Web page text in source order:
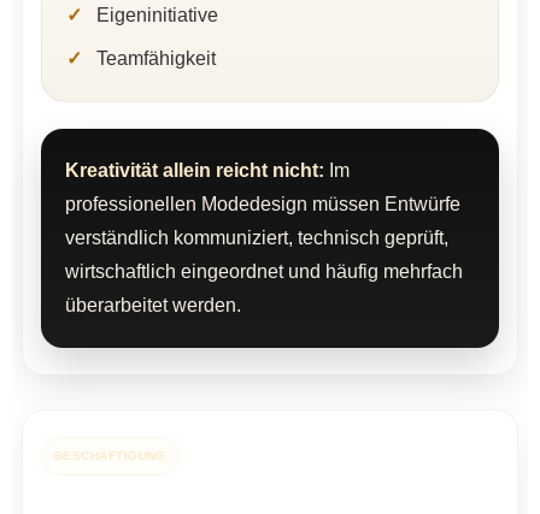
Eigeninitiative
Teamfähigkeit
Kreativität allein reicht nicht: Im
professionellen Modedesign müssen Entwürfe
verständlich kommuniziert, technisch geprüft,
wirtschaftlich eingeordnet und häufig mehrfach
überarbeitet werden.
BESCHÄFTIGUNG